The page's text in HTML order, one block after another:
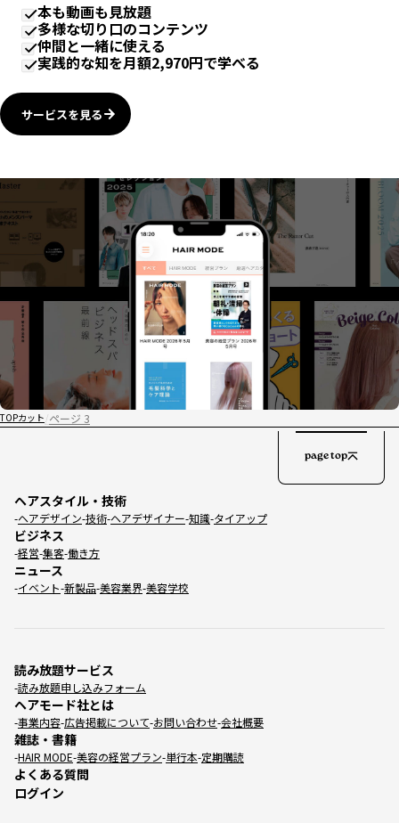
本も動画も見放題
多様な切り口のコンテンツ
仲間と一緒に使える
実践的な知を月額2,970円で学べる
サービスを見る
TOPカット ページ 3
ヘアスタイル・技術
ヘアデザイン 技術 ヘアデザイナー 知識 タイアップ
ビジネス
経営 集客 働き方
ニュース
イベント 新製品 美容業界 美容学校
読み放題サービス
読み放題申し込みフォーム
ヘアモード社とは
事業内容 広告掲載について お問い合わせ 会社概要
雑誌・書籍
HAIR MODE 美容の経営プラン 単行本 定期購読
よくある質問
ログイン
page top